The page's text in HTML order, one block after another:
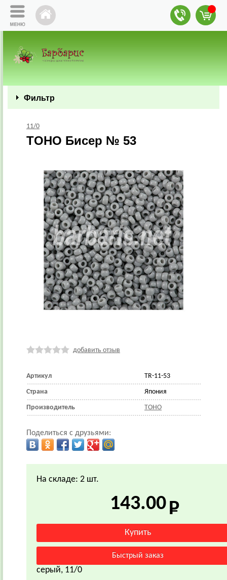
Фильтр
11/0
TOHO Бисер № 53
добавить отзыв
Артикул TR-11-53
Страна Япония
Производитель TOHO
Поделиться с друзьями:
На складе: 2 шт.
143.00
серый, 11/0